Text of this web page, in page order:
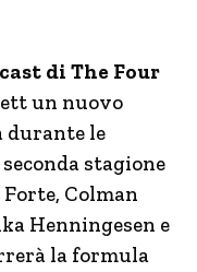
di The Four
un nuovo
durante le
stagione
Colman
Henningesen e
la formula